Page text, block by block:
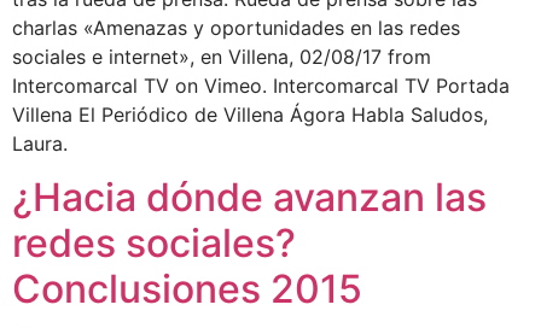
charlas «Amenazas y oportunidades en las redes
sociales e internet», en Villena, 02/08/17 from
Intercomarcal TV on Vimeo. Intercomarcal TV Portada
Villena El Periódico de Villena Ágora Habla Saludos,
Laura.
¿Hacia dónde avanzan las
redes sociales?
Conclusiones 2015